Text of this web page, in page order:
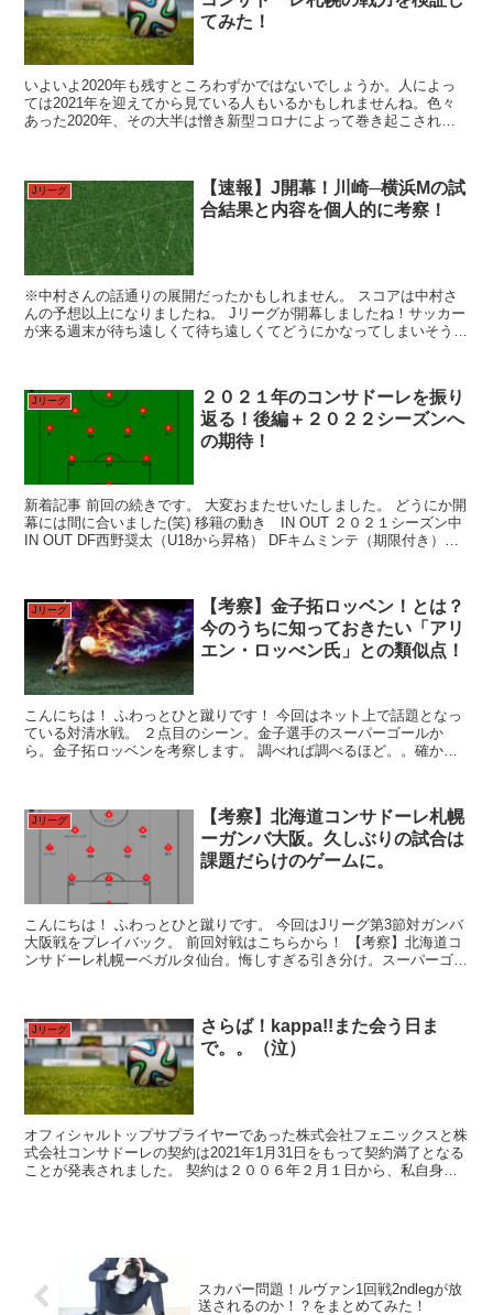
てみた！
いよいよ2020年も残すところわずかではないでしょうか。人によっ
ては2021年を迎えてから見ている人もいるかもしれませんね。色々
あった2020年、その大半は憎き新型コロナによって巻き起こされた
Jリーグ
【速報】J開幕！川崎─横浜Mの試
合結果と内容を個人的に考察！
※中村さんの話通りの展開だったかもしれません。 スコアは中村さ
んの予想以上になりましたね。 Jリーグが開幕しましたね！サッカー
が来る週末が待ち遠しくて待ち遠しくてどうにかなってしまいそうで
Jリーグ
２０２１年のコンサドーレを振り
返る！後編＋２０２２シーズンへ
の期待！
新着記事 前回の続きです。 大変おまたせいたしました。 どうにか開
幕には間に合いました(笑) 移籍の動き IN OUT ２０２１シーズン中
IN OUT DF西野奨太（U18から昇格） DFキムミンテ（期限付き）
Jリーグ
【考察】金子拓ロッベン！とは？
今のうちに知っておきたい「アリ
エン・ロッべン氏」との類似点！
こんにちは！ ふわっとひと蹴りです！ 今回はネット上で話題となっ
ている対清水戦。 ２点目のシーン。金子選手のスーパーゴールか
ら。金子拓ロッベンを考察します。 調べれば調べるほど。。確かに
Jリーグ
【考察】北海道コンサドーレ札幌
ーガンバ大阪。久しぶりの試合は
課題だらけのゲームに。
こんにちは！ ふわっとひと蹴りです。 今回はJリーグ第3節対ガンバ
大阪戦をプレイバック。 前回対戦はこちらから！ 【考察】北海道コ
ンサドーレ札幌ーベガルタ仙台。悔しすぎる引き分け。スーパーゴー
Jリーグ
さらば！kappa!!また会う日ま
で。。（泣）
オフィシャルトップサプライヤーであった株式会社フェニックスと株
式会社コンサドーレの契約は2021年1月31日をもって契約満了となる
ことが発表されました。 契約は２００６年２月１日から、私自身は
スカパー問題！ルヴァン1回戦2ndlegが放
送されるのか！？をまとめてみた！